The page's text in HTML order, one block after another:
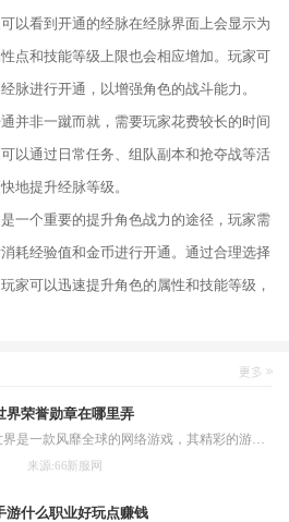
以看到开通的经脉在经脉界面上会显示为
点和技能等级上限也会相应增加。玩家可
脉进行开通，以增强角色的战斗能力。
并非一蹴而就，需要玩家花费较长的时间
以通过日常任务、组队副本和抢夺战等活
地提升经脉等级。
一个重要的提升角色战力的途径，玩家需
耗经验值和金币进行开通。通过合理选择
家可以迅速提升角色的属性和技能等级，
界荣誉勋章在哪里弄
传奇世界是一款风靡全球的网络游戏，其精彩的游戏剧情和刺激的战斗吸引了无数玩家的关注。在游戏中，玩家可以通过完成各种任务和挑战来提升自己的实力和修为。而荣誉勋章则是
来源:66新服网
游什么职业好玩点赚钱